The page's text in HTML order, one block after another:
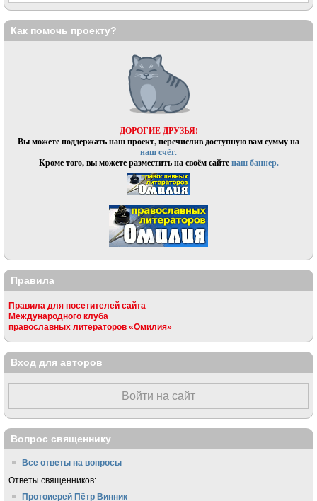
Как помочь проекту?
ДОРОГИЕ ДРУЗЬЯ!
Вы можете поддержать наш проект, перечислив доступную вам сумму на
наш счёт.
Кроме того, вы можете разместить на своём сайтенаш баннер.
Правила
Правила для посетителей сайта
Международного клуба
православных литераторов «Омилия»
Вход для авторов
Войти на сайт
Вопрос священнику
Все ответы на вопросы
Ответы священников:
Протоиерей Пётр Винник